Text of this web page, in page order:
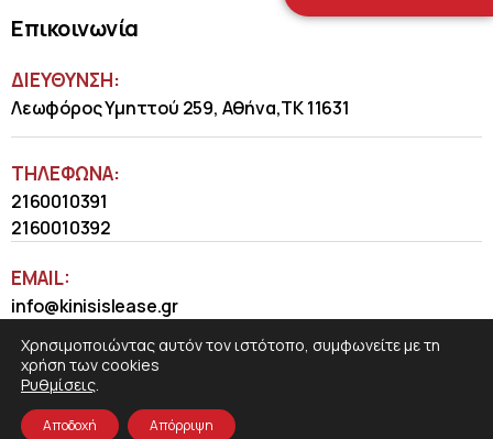
Επικοινωνία
ΔΙΕΥΘΥΝΣΗ:
Λεωφόρος Υμηττού 259, Αθήνα,ΤΚ 11631
ΤΗΛΈΦΩΝΑ:
2160010391
2160010392
EMAIL:
info@kinisislease.gr
Χρησιμοποιώντας αυτόν τον ιστότοπο, συμφωνείτε με τη
χρήση των cookies
Ρυθμίσεις.
Αποδοχή Απόρριψη